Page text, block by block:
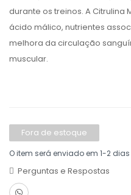
durante os treinos. A Citrulina
ácido málico, nutrientes
melhora da circulação
muscular.
Fora de estoque
O item será enviado em 1-2 dias
Perguntas e Respostas